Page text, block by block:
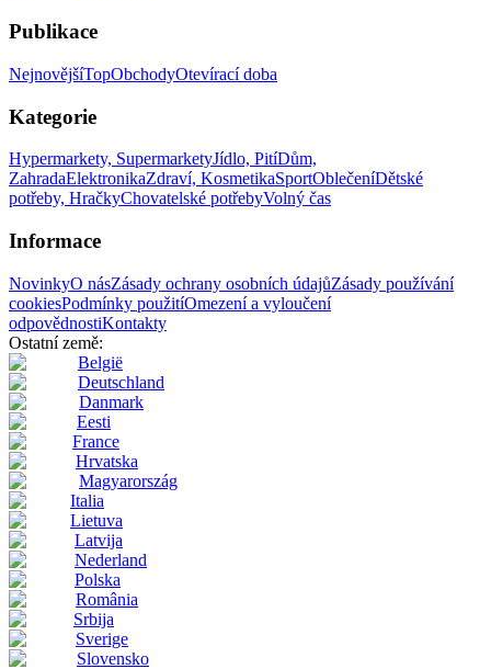
Publikace
NejnovějšíTopObchodyOtevírací doba
Kategorie
Hypermarkety, SupermarketyJídlo, PitíDům,
ZahradaElektronikaZdraví, KosmetikaSportOblečeníDětské
potřeby, HračkyChovatelské potřebyVolný čas
Informace
NovinkyO násZásady ochrany osobních údajůZásady používání
cookiesPodmínky použitíOmezení a vyloučení
odpovědnostiKontakty
Ostatní země:
België
Deutschland
Danmark
Eesti
France
Hrvatska
Magyarország
Italia
Lietuva
Latvija
Nederland
Polska
România
Srbija
Sverige
Slovensko